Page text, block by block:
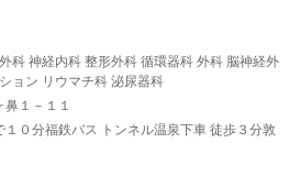
科 神経内科 整形外科 循環器科 外科 脳神経外
ョン リウマチ科 泌尿器科
１－１１
１０分福鉄バス トンネル温泉下車 徒歩３分敦